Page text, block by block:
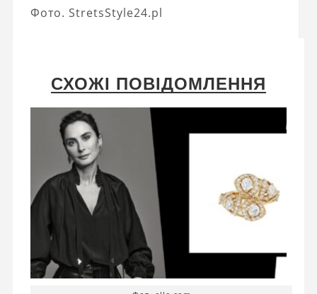
Фото. StretsStyle24.pl
СХОЖІ ПОВІДОМЛЕННЯ